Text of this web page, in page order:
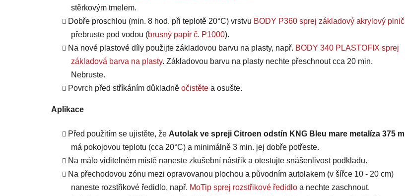
stěrkovým tmelem.
Dobře proschlou (min. 8 hod. při teplotě 20°C) vrstvu BODY P360 sprej základový akrylový plnič
přebruste pod vodou (brusný papír č. P1000).
Na nové plastové díly použijte základovou barvu na plasty, např. BODY 340 PLASTOFIX sprej
základová barva na plasty. Základovou barvu na plasty nechte přeschnout cca 20 min.
Nebruste.
Povrch před stříkáním důkladně očistěte a osušte.
Aplikace
Před použitím se ujistěte, že Autolak ve spreji Citroen odstín KNG Bleu mare metalíza 375 ml
má pokojovou teplotu (cca 20°C) a minimálně 3 min. jej dobře potřeste.
Na málo viditelném místě naneste zkušební nástřik a otestujte snášenlivost podkladu.
Na přechodovou zónu mezi opravovanou plochou a původním autolakem (v šířce 10 - 20 cm)
naneste rozstřikové ředidlo, např. MoTip sprej rozstřikové ředidlo a nechte zaschnout.